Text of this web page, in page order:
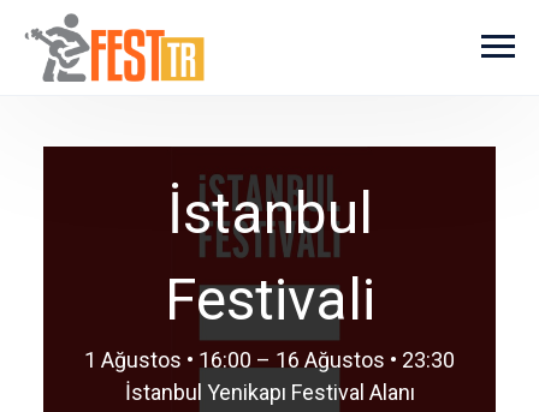
Ana içeriğe atla
İstanbul
Festivali
1 Ağustos • 16:00 – 16 Ağustos • 23:30
İstanbul Yenikapı Festival Alanı